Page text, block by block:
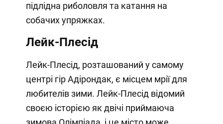
підлідна риболовля та катання на
собачих упряжках.
Лейк-Плесід
Лейк-Плесід, розташований у самому
центрі гір Адірондак, є місцем мрії для
любителів зими. Лейк-Плесід відомий
своєю історією як двічі приймаюча